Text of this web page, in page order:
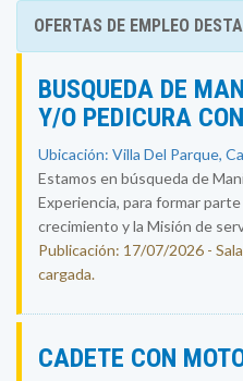
OFERTAS DE EMPLEO
BUSQUEDA DE
Y/O PEDICURA
Ubicación: Villa Del Parque,
Estamos en búsqueda de
Experiencia, para formar
crecimiento y la Misión de
Publicación: 17/07/2026 -
cargada.
CADETE CON